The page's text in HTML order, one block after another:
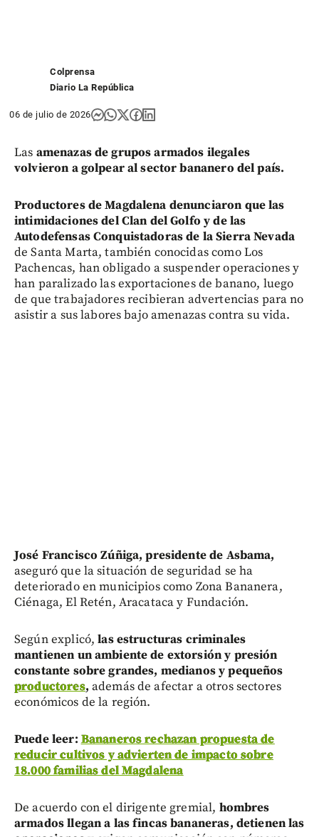
Colprensa
Diario La República
06 de julio de 2026
Las amenazas de grupos armados ilegales
volvieron a golpear al sector bananero del país.
Productores de Magdalena denunciaron que las
intimidaciones del Clan del Golfo y de las
Autodefensas Conquistadoras de la Sierra Nevada
de Santa Marta, también conocidas como Los
Pachencas, han obligado a suspender operaciones y
han paralizado las exportaciones de banano, luego
de que trabajadores recibieran advertencias para no
asistir a sus labores bajo amenazas contra su vida.
José Francisco Zúñiga, presidente de Asbama,
aseguró que la situación de seguridad se ha
deteriorado en municipios como Zona Bananera,
Ciénaga, El Retén, Aracataca y Fundación.
Según explicó,las estructuras criminales
mantienen un ambiente de extorsión y presión
constante sobre grandes, medianos y pequeños
productores, además de afectar a otros sectores
económicos de la región.
Puede leer: Bananeros rechazan propuesta de
reducir cultivos y advierten de impacto sobre
18.000 familias del Magdalena
De acuerdo con el dirigente gremial, hombres
armados llegan a las fincas bananeras, detienen las